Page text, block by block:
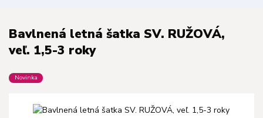
Bavlnená letná šatka SV. RUŽOVÁ,
veľ. 1,5-3 roky
Novinka